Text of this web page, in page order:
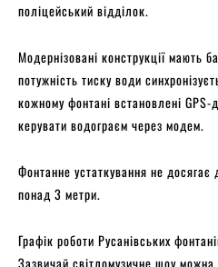
поліцейський відділок.
Модернізовані конструкції мають
потужність тиску води
кожному фонтані встановлені
керувати водограєм через модем.
Фонтанне устаткування не досягає
понад 3 метри.
Графік роботи Русанівських